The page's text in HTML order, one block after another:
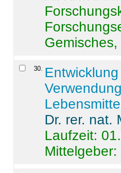
30.
Dr. rer. nat.
Laufzeit: